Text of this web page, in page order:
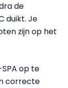
de
duikt. Je
zijn op het
op te
correcte